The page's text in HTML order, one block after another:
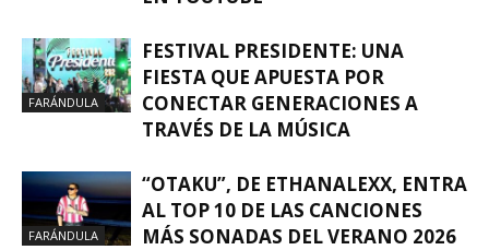
FARÁNDULA
FESTIVAL PRESIDENTE: UNA
FIESTA QUE APUESTA POR
CONECTAR GENERACIONES A
TRAVÉS DE LA MÚSICA
FARÁNDULA
“OTAKU”, DE ETHANALEXX, ENTRA
AL TOP 10 DE LAS CANCIONES
MÁS SONADAS DEL VERANO 2026